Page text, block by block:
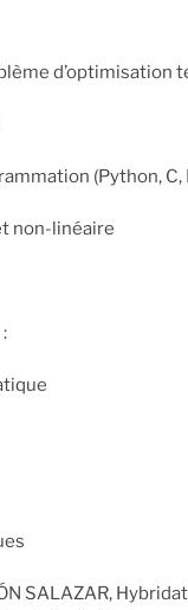
d’optimisation
(Python, C,
non-linéaire
SALAZAR,